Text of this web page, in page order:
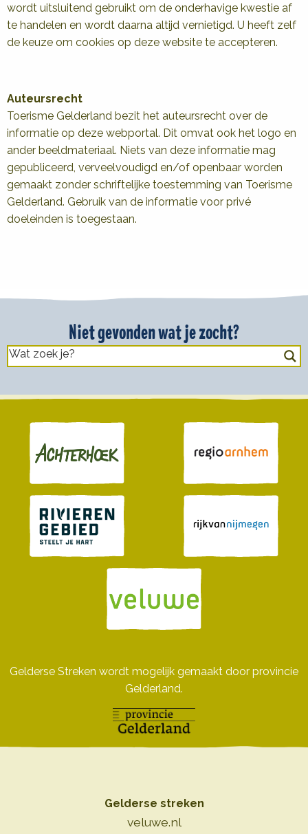
wordt uitsluitend gebruikt om de onderhavige kwestie af
te handelen en wordt daarna altijd vernietigd. U heeft zelf
de keuze om cookies op deze website te accepteren.
Auteursrecht
Toerisme Gelderland bezit het auteursrecht over de
informatie op deze webportal. Dit omvat ook het logo en
ander beeldmateriaal. Niets van deze informatie mag
gepubliceerd, verveelvoudigd en/of openbaar worden
gemaakt zonder schriftelijke toestemming van Toerisme
Gelderland. Gebruik van de informatie voor privé
doeleinden is toegestaan.
Niet gevonden wat je zocht?
Gelderse Streken wordt mogelijk gemaakt door provincie
Gelderland.
Gelderse streken
veluwe.nl